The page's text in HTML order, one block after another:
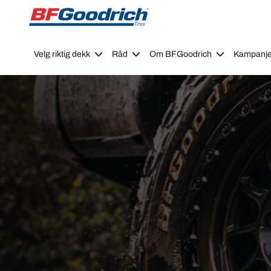
Go to page content Go to page navigation
Velg riktig dekk Råd Om BFGoodrich